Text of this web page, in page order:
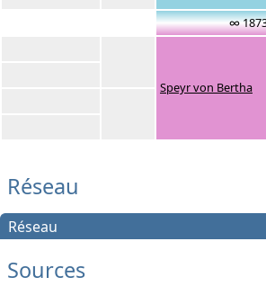
∞
Speyr von Bertha
Réseau
Réseau
Sources